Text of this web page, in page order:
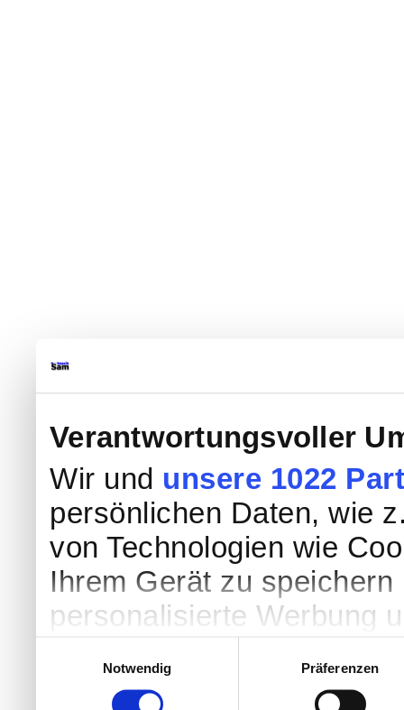
Verantwortungsvoller
Wir und unsere 1022
persönlichen Daten, wie
von Technologien wie
Ihrem Gerät zu
personalisierte Werbung
Entwicklung von
Notwendig
Präferenzen